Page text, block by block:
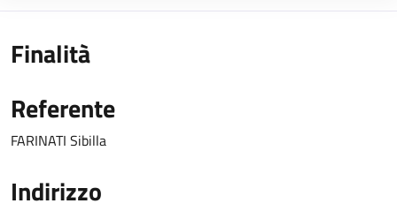
Finalità
Referente
FARINATI Sibilla
Indirizzo